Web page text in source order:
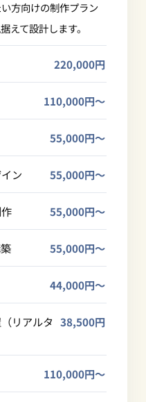
方向けの制作プラン
えて設計します。
220,000円
110,000円〜
55,000円〜
ン 55,000円〜
55,000円〜
55,000円〜
44,000円〜
リアルタ 38,500円
110,000円〜